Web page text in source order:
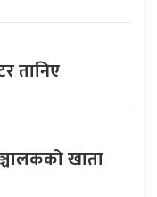
तानिए
खाता